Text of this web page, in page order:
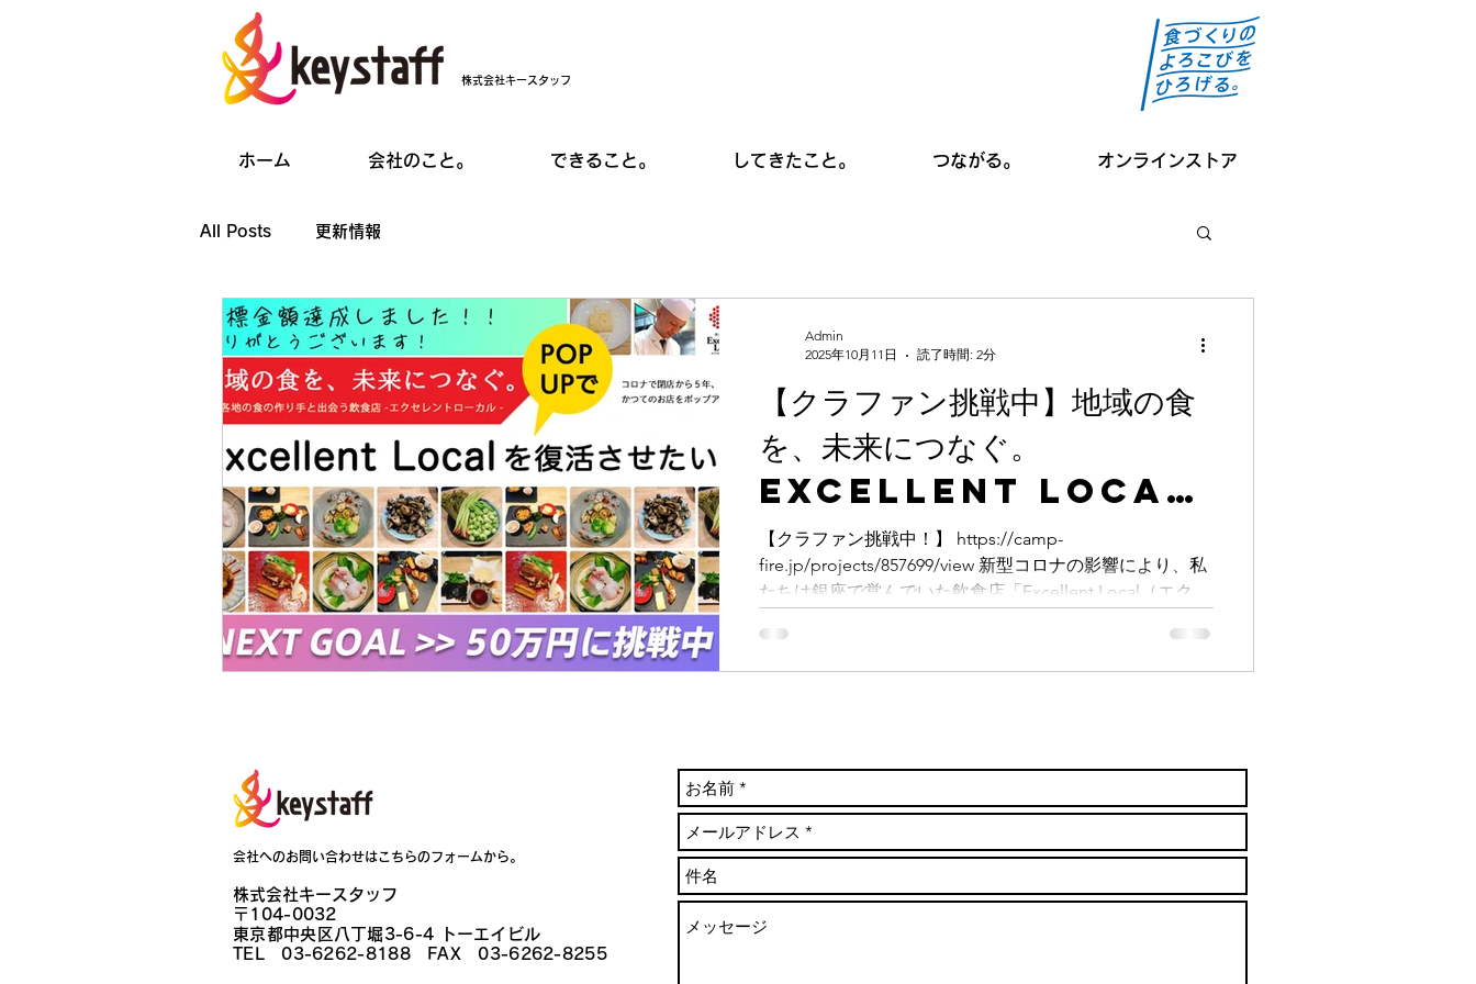
株式会社キースタッフ
ホーム 会社のこと。 できること。 してきたこと。 つながる。 オンラインストア
All Posts 更新情報
【クラファン挑戦中】地域の食
を、未来につなぐ。
Excellent Local
を復活させたい！
【クラファン挑戦中！】 https://camp-
fire.jp/projects/857699/view 新型コロナの影響により、私
たちは銀座で営んでいた飲食店「Excellent Local（エクセ
Admin
2025年10月11日
読了時間: 2分
会社へのお問い合わせはこちらのフォームから。
​​株式会社キースタッフ
〒104-0032
東京都中央区八丁堀3-6-4 トーエイビル
TEL 03-6262-8188 FAX 03-6262-8255